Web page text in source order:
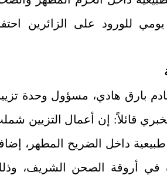
للورود على الزائرين
بارق هادي، مسؤول وحدة
قائلاً: إن أعمال التزيين
آلاف وردة طبيعية داخل الضريح المطهر،
30 ألف وردة في أروقة الصحن الشريف،